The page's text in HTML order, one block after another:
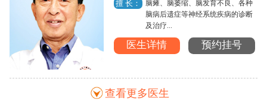
擅 长：
脑瘫、脑萎缩、脑发育不良、各种
脑病后遗症等神经系统疾病的诊断
及治疗...
医生详情 预约挂号
查看更多医生